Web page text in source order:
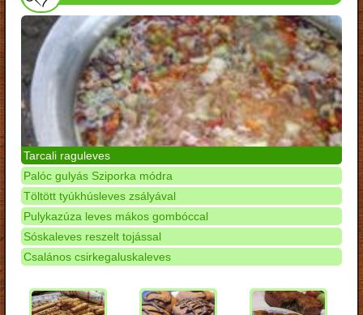
Tarcali raguleves
Palóc gulyás Sziporka módra
Töltött tyúkhúsleves zsályával
Pulykazúza leves mákos gombóccal
Sóskaleves reszelt tojással
Csalános csirkegaluskaleves